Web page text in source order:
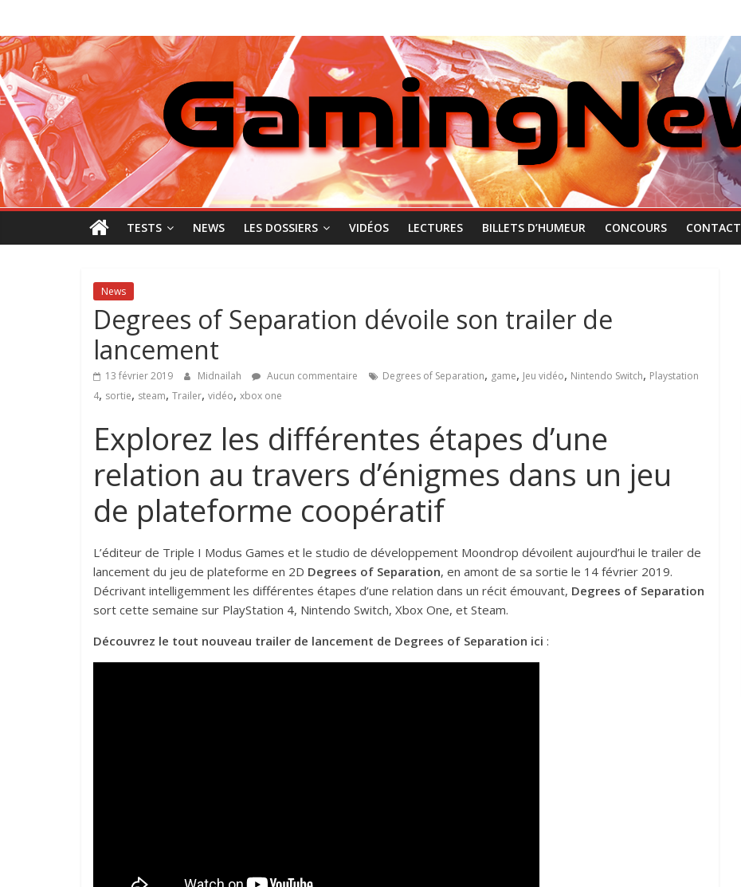
contenu
GamingNewZ
Tests
et
Actu
des
jeux
vidéo
TESTS NEWS LES DOSSIERS VIDÉOS LECTURES BILLETS D’HUMEUR CONCOURS CONTACT
News
Degrees of Separation dévoile son trailer de
lancement
13 février 2019 Midnailah Aucun commentaire Degrees of Separation, game, Jeu vidéo, Nintendo Switch, Playstation
4, sortie, steam, Trailer, vidéo, xbox one
Explorez les différentes étapes d’une
relation au travers d’énigmes dans un jeu
de plateforme coopératif
L’éditeur de Triple I Modus Games et le studio de développement Moondrop dévoilent aujourd’hui le trailer de
lancement du jeu de plateforme en 2D Degrees of Separation, en amont de sa sortie le 14 février 2019.
Décrivant intelligemment les différentes étapes d’une relation dans un récit émouvant, Degrees of Separation
sort cette semaine sur PlayStation 4, Nintendo Switch, Xbox One, et Steam.
Découvrez le tout nouveau trailer de lancement de Degrees of Separation ici :